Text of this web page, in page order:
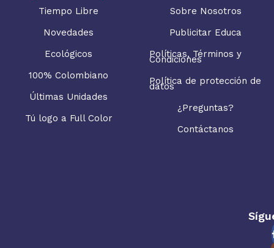
Tiempo Libre
Novedades
Ecológicos
100% Colombiano
Últimas Unidades
Tú logo a Full Color
Sobre Nosotros
Publicitar Educa
Políticas, Términos y
Condiciones
Política de protección de
datos
¿Preguntas?
Contáctanos